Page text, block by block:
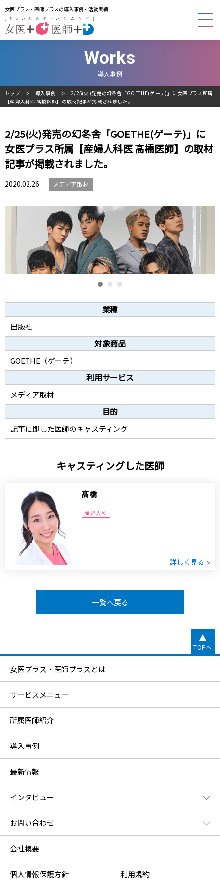
女医プラス・医師プラスの導入事例・活動実績
Works
導入事例
トップ 導入事例
2/25(火)発売の幻冬舎「GOETHE(ゲーテ)」に女医プラス所属
【産婦人科医 髙橋医師】の取材記事が掲載されました。
2/25(火)発売の幻冬舎「GOETHE(ゲーテ)」に
女医プラス所属【産婦人科医 髙橋医師】の取材
記事が掲載されました。
2020.02.26 メディア取材
業種
出版社
対象商品
GOETHE（ゲーテ）
利用サービス
メディア取材
目的
記事に即した医師のキャスティング
キャスティングした医師
髙橋
産婦人科
詳しく見る
一覧へ戻る
TOPへ
女医プラス・医師プラスとは
サービスメニュー
所属医師紹介
導入事例
最新情報
インタビュー
お問い合わせ
会社概要
個人情報保護方針 利用規約